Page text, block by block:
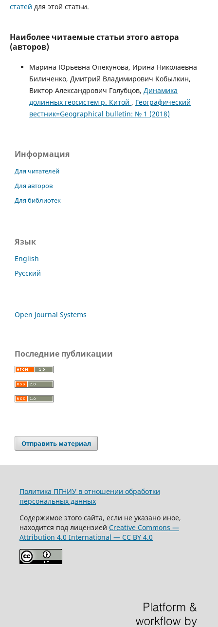
статей для этой статьи.
Наиболее читаемые статьи этого автора
(авторов)
Марина Юрьевна Опекунова, Ирина Николаевна
Биличенко, Дмитрий Владимирович Кобылкин,
Виктор Александрович Голубцов, Динамика
долинных геосистем р. Китой , Географический
вестник=Geographical bulletin: № 1 (2018)
Информация
Для читателей
Для авторов
Для библиотек
Язык
English
Русский
Open Journal Systems
Последние публикации
Отправить материал
Политика ПГНИУ в отношении обработки
персональных данных
Содержимое этого сайта, если не указано иное,
находится под лицензией Creative Commons —
Attribution 4.0 International — CC BY 4.0